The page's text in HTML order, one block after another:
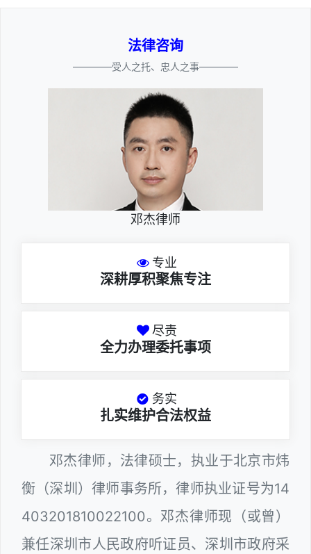
法律咨询
————受人之托、忠人之事————
邓杰律师
专业
深耕厚积聚焦专注
尽责
全力办理委托事项
务实
扎实维护合法权益
邓杰律师，法律硕士，执业于北京市炜
衡（深圳）律师事务所，律师执业证号为14
403201810022100。邓杰律师现（或曾）
兼任深圳市人民政府听证员、深圳市政府采